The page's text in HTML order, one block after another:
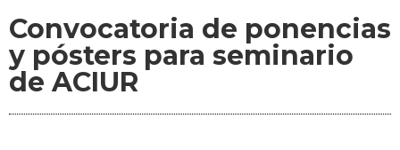
Convocatoria de ponencias
y pósters para seminario
de ACIUR